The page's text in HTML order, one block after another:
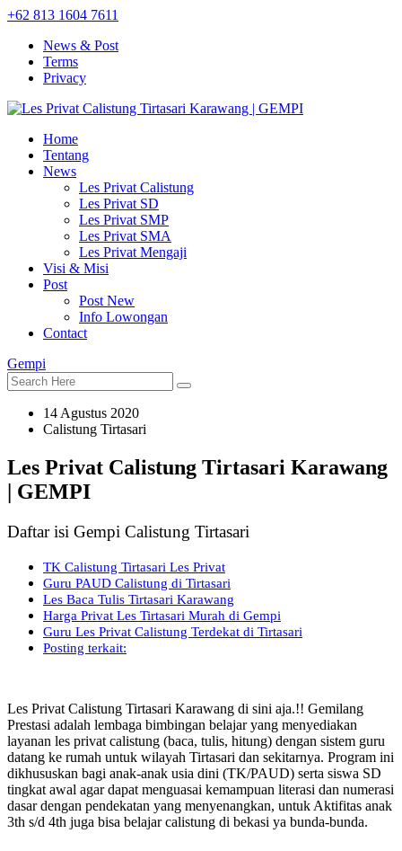
+62 813 1604 7611
News & Post
Terms
Privacy
Home
Tentang
News
Les Privat Calistung
Les Privat SD
Les Privat SMP
Les Privat SMA
Les Privat Mengaji
Visi & Misi
Post
Post New
Info Lowongan
Contact
Gempi
14 Agustus 2020
Calistung Tirtasari
Les Privat Calistung Tirtasari Karawang
| GEMPI
Daftar isi Gempi Calistung Tirtasari
TK Calistung Tirtasari Les Privat
Guru PAUD Calistung di Tirtasari
Les Baca Tulis Tirtasari Karawang
Harga Privat Les Tirtasari Murah di Gempi
Guru Les Privat Calistung Terdekat di Tirtasari
Posting terkait:
Les Privat Calistung Tirtasari Karawang di sini aja.!! Gemilang
Prestasi adalah lembaga bimbingan belajar yang menyediakan
layanan les privat calistung (baca, tulis, hitung) dengan sistem guru
datang ke rumah untuk wilayah Tirtasari dan sekitarnya. Program ini
dikhususkan bagi anak-anak usia dini (TK/PAUD) serta siswa SD
tingkat awal agar dapat menguasai kemampuan literasi dan numerasi
dasar dengan pendekatan yang menyenangkan, untuk Aktifitas anak
3th s/d 4th juga bisa belajar calistung di bekasi ya bunda-bunda.